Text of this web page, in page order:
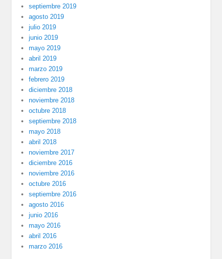
septiembre 2019
agosto 2019
julio 2019
junio 2019
mayo 2019
abril 2019
marzo 2019
febrero 2019
diciembre 2018
noviembre 2018
octubre 2018
septiembre 2018
mayo 2018
abril 2018
noviembre 2017
diciembre 2016
noviembre 2016
octubre 2016
septiembre 2016
agosto 2016
junio 2016
mayo 2016
abril 2016
marzo 2016